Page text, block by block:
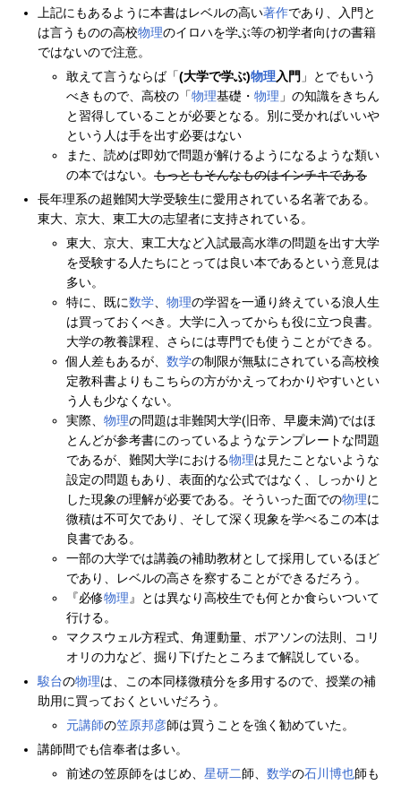
上記にもあるように本書はレベルの高い著作であり、入門と
は言うものの高校物理のイロハを学ぶ等の初学者向けの書籍
ではないので注意。
敢えて言うならば「(大学で学ぶ)物理入門 」とでもいう
べきもので、高校の「物理基礎・ 物理 」の知識をきちん
と習得していることが必要となる。別に受かればいいや
という人は手を出す必要はない
また、読めば即効で問題が解けるようになるような類い
の本ではない。 もっともそんなものはインチキである
長年理系の超難関大学受験生に愛用されている名著である。
東大、京大、東工大の志望者に支持されている。
東大、京大、東工大など入試最高水準の問題を出す大学
を受験する人たちにとっては良い本であるという意見は
多い。
特に、既に数学 物理の学習を一通り終えている浪人生
は買っておくべき。大学に入ってからも役に立つ良書。
大学の教養課程、さらには専門でも使うことができる。
個人差もあるが、 数学の制限が無駄にされている高校検
定教科書よりもこちらの方がかえってわかりやすいとい
う人も少なくない。
実際、 物理の問題は非難関大学(旧帝、早慶未満)ではほ
とんどが参考書にのっているようなテンプレートな問題
であるが、難関大学における物理は見たことないような
設定の問題もあり、表面的な公式ではなく、しっかりと
した現象の理解が必要である。そういった面での物理に
微積は不可欠であり、そして深く現象を学べるこの本は
良書である。
一部の大学では講義の補助教材として採用しているほど
であり、レベルの高さを察することができるだろう。
『必修物理 』とは異なり高校生でも何とか食らいついて
行ける。
マクスウェル方程式、角運動量、ポアソンの法則、コリ
オリの力など、掘り下げたところまで解説している。
駿台の物理は、この本同様微積分を多用するので、授業の補
助用に買っておくといいだろう。
元講師の笠原邦彦師は買うことを強く勧めていた。
講師間でも信奉者は多い。
前述の笠原師をはじめ、 星研二師、 数学の石川博也師も